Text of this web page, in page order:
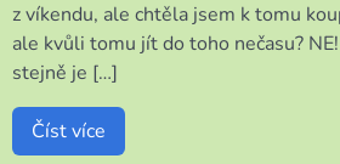
z víkendu, ale chtěla jsem k tomu
ale kvůli tomu jít do toho nečasu?
stejně je […]
Číst více